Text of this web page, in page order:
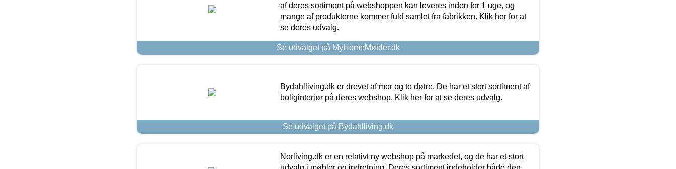
af deres sortiment på webshoppen kan leveres inden for 1 uge, og
mange af produkterne kommer fuld samlet fra fabrikken. Klik her for at
se deres udvalg.
Se udvalget på MyHomeMøbler.dk
Bydahlliving.dk er drevet af mor og to døtre. De har et stort sortiment af
boliginteriør på deres webshop. Klik her for at se deres udvalg.
Se udvalget på Bydahlliving.dk
Norliving.dk er en relativt ny webshop på markedet, og de har et stort